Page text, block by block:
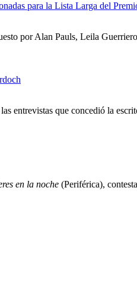
para la Lista Larga del
por Alan Pauls, Leila
entrevistas que concedió la
en la noche (Periférica),